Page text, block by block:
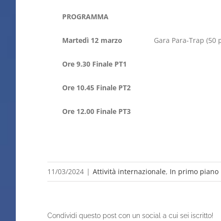
PROGRAMMA
Martedì 12 marzo Gara Para-Trap (50
Ore 9.30 Finale PT1
Ore 10.45 Finale PT2
Ore 12.00 Finale PT3
11/03/2024 | Attività internazionale, In primo piano
Condividi questo post con un social a cui sei iscritto!